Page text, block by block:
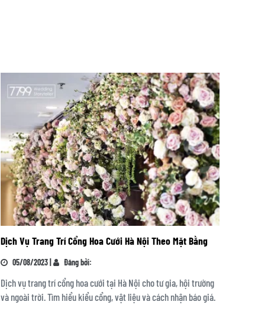
Dịch Vụ Trang Trí Cổng Hoa Cưới Hà Nội Theo Mặt Bằng
05/08/2023 | Đăng bởi:
Dịch vụ trang trí cổng hoa cưới tại Hà Nội cho tư gia, hội trường
và ngoài trời. Tìm hiểu kiểu cổng, vật liệu và cách nhận báo giá.